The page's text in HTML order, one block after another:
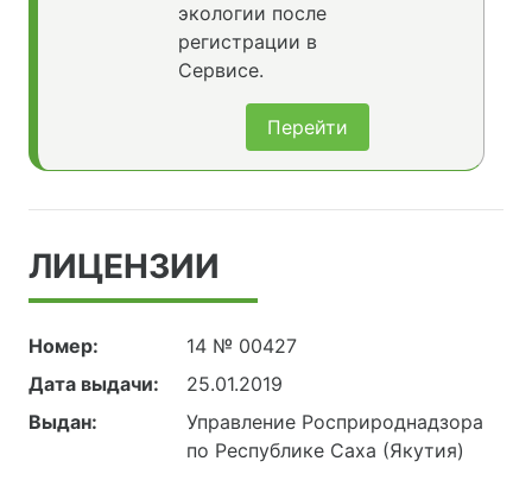
экологии после
регистрации в
Сервисе.
Перейти
ЛИЦЕНЗИИ
Номер:
14 № 00427
Дата выдачи:
25.01.2019
Выдан:
Управление Росприроднадзора
по Республике Саха (Якутия)